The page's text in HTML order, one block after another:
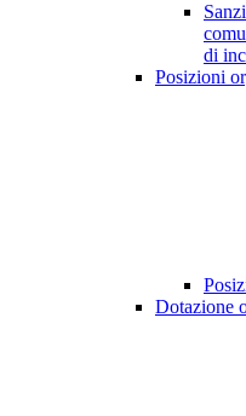
di
Posizioni
Dotazione